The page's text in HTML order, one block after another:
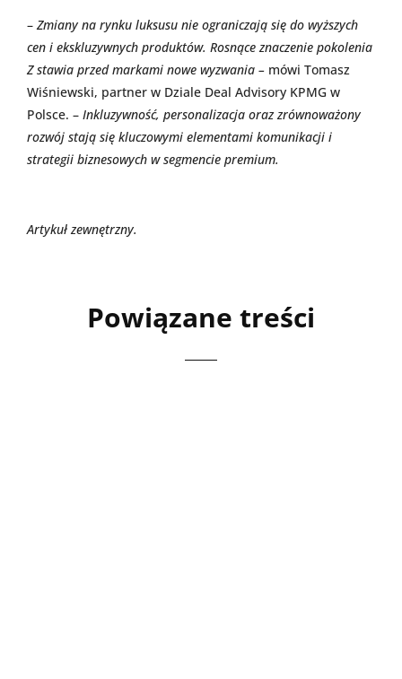
–Zmiany na rynku luksusu nie ograniczają się do wyższych
cen i ekskluzywnych produktów. Rosnące znaczenie pokolenia
Z stawia przed markami nowe wyzwania – mówi Tomasz
Wiśniewski, partner w Dziale Deal Advisory KPMG w
Polsce. – Inkluzywność, personalizacja oraz zrównoważony
rozwój stają się kluczowymi elementami komunikacji i
strategii biznesowych w segmencie premium.
Artykuł zewnętrzny.
Powiązane treści